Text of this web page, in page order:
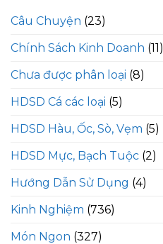
Câu Chuyện (23)
Chính Sách Kinh Doanh (11)
Chưa được phân loại (8)
HDSD Cá các loại (5)
HDSD Hàu, Ốc, Sò, Vẹm (5)
HDSD Mực, Bạch Tuộc (2)
Hướng Dẫn Sử Dụng (4)
Kinh Nghiệm (736)
Món Ngon (327)